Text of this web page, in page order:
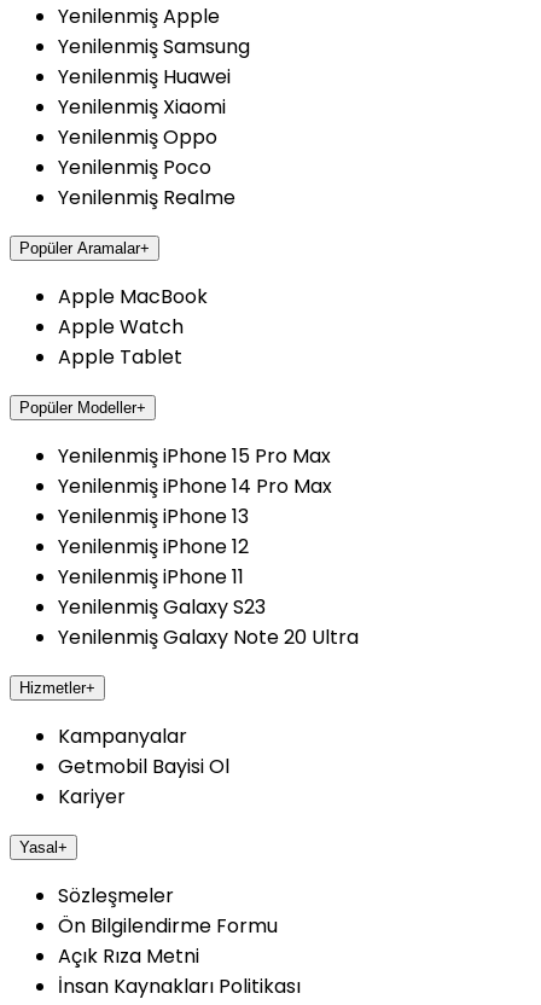
Yenilenmiş Apple
Yenilenmiş Samsung
Yenilenmiş Huawei
Yenilenmiş Xiaomi
Yenilenmiş Oppo
Yenilenmiş Poco
Yenilenmiş Realme
Popüler Aramalar+
Apple MacBook
Apple Watch
Apple Tablet
Popüler Modeller+
Yenilenmiş iPhone 15 Pro Max
Yenilenmiş iPhone 14 Pro Max
Yenilenmiş iPhone 13
Yenilenmiş iPhone 12
Yenilenmiş iPhone 11
Yenilenmiş Galaxy S23
Yenilenmiş Galaxy Note 20 Ultra
Hizmetler+
Kampanyalar
Getmobil Bayisi Ol
Kariyer
Yasal+
Sözleşmeler
Ön Bilgilendirme Formu
Açık Rıza Metni
İnsan Kaynakları Politikası